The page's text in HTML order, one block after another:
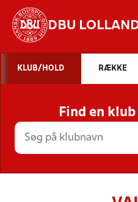
DBU
STILLINGER,
KLUB/HOLD RÆKKE
Find en